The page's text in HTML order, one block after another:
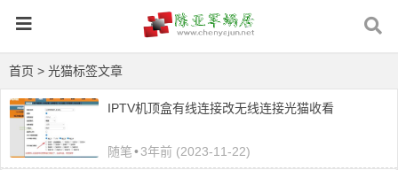
首页 > 光猫标签文章
IPTV机顶盒有线连接改无线连接光猫收看
随笔•3年前 (2023-11-22)